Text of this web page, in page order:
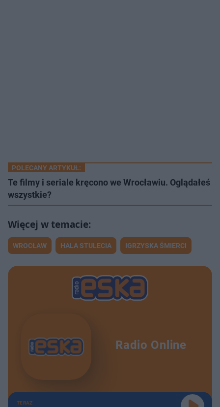
POLECANY ARTYKUŁ:
Te filmy i seriale kręcono we Wrocławiu. Oglądałeś
wszystkie?
WROCŁAW HALA STULECIA IGRZYSKA ŚMIERCI
Radio Online
TERAZ